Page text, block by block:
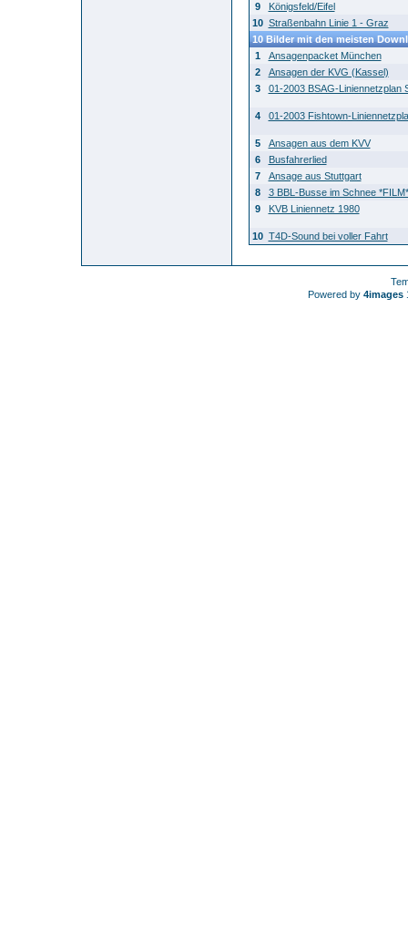
9
Königsfeld/Eifel
10 Straßenbahn Linie 1 - Graz
10 Bilder mit den meisten
1
Ansagenpacket München
2
Ansagen der KVG (Kassel)
3
01-2003 BSAG-Liniennetzplan
4 01-2003 Fishtown-
5
Ansagen aus dem KVV
6
Busfahrerlied
7
Ansage aus Stuttgart
8
3 BBL-Busse im Schnee *FILM*
9
KVB Liniennetz 1980
10 T4D-Sound bei voller Fahrt
Powered by 4images